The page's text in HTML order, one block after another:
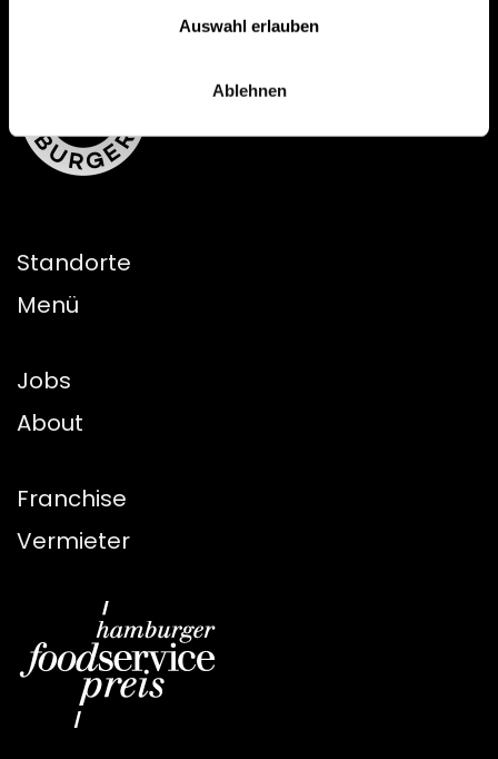
Auswahl erlauben
Ablehnen
Standorte
Menü
Jobs
About
Franchise
Vermieter